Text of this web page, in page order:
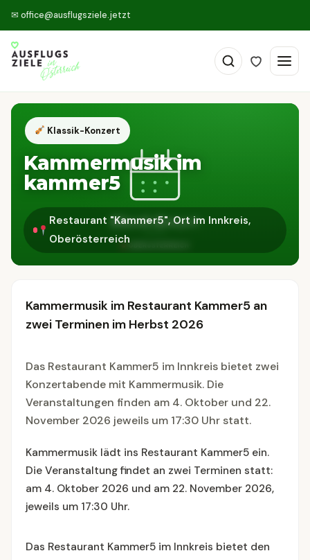
✉ office@ausflugsziele.jetzt
Klassik-Konzert
Kammermusik im
kammer5
Restaurant "Kammer5", Ort im Innkreis,
Oberösterreich
Kammermusik im Restaurant Kammer5 an
zwei Terminen im Herbst 2026
Das Restaurant Kammer5 im Innkreis bietet zwei
Konzertabende mit Kammermusik. Die
Veranstaltungen finden am 4. Oktober und 22.
November 2026 jeweils um 17:30 Uhr statt.
Kammermusik lädt ins Restaurant Kammer5 ein.
Die Veranstaltung findet an zwei Terminen statt:
am 4. Oktober 2026 und am 22. November 2026,
jeweils um 17:30 Uhr.
Das Restaurant Kammer5 im Innkreis bietet den